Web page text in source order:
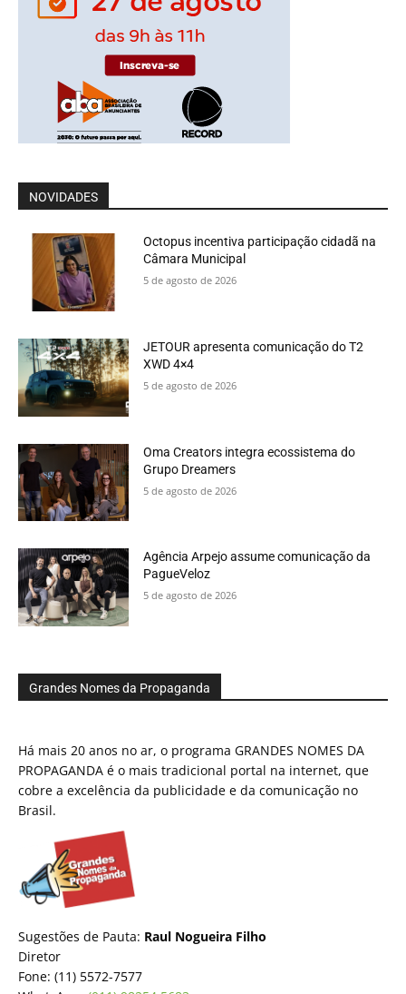
NOVIDADES
Octopus incentiva participação cidadã na
Câmara Municipal
5 de agosto de 2026
JETOUR apresenta comunicação do T2
XWD 4×4
5 de agosto de 2026
Oma Creators integra ecossistema do
Grupo Dreamers
5 de agosto de 2026
Agência Arpejo assume comunicação da
PagueVeloz
5 de agosto de 2026
Grandes Nomes da Propaganda
Há mais 20 anos no ar, o programa GRANDES NOMES DA
PROPAGANDA é o mais tradicional portal na internet, que
cobre a excelência da publicidade e da comunicação no
Brasil.
Sugestões de Pauta: Raul Nogueira Filho
Diretor
Fone: (11) 5572-7577